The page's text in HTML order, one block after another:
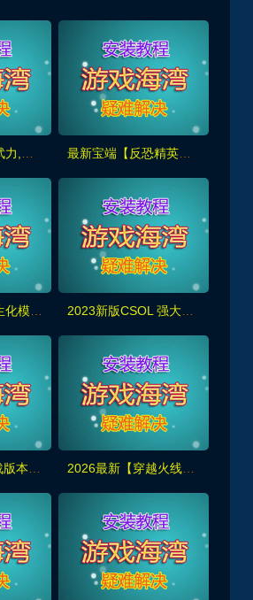
最新宝端【反恐精英OL】双翼之战版，带强大人机对战,生化模式完善,完整武GM代码+辅助工具+视频教程
最新版CSNZ，生化模式修复完善，可玩随机武器生化S模式 2023新版CSOL 强大人机对战 全模式机器人+生化模式
2026最新【穿越火线CF2.0】一键端,修复各种错误，全道具可买100%汉化+GM工具